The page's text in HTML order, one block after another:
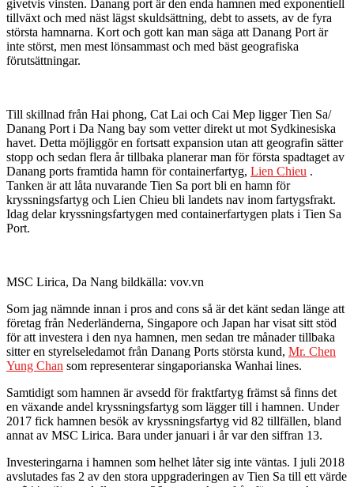
givetvis vinsten. Danang port är den enda hamnen med exponentiell
tillväxt och med näst lägst skuldsättning, debt to assets, av de fyra
största hamnarna. Kort och gott kan man säga att Danang Port är
inte störst, men mest lönsammast och med bäst geografiska
förutsättningar.
Till skillnad från Hai phong, Cat Lai och Cai Mep ligger Tien Sa/
Danang Port i Da Nang bay som vetter direkt ut mot Sydkinesiska
havet. Detta möjliggör en fortsatt expansion utan att geografin sätter
stopp och sedan flera år tillbaka planerar man för första spadtaget av
Danang ports framtida hamn för containerfartyg, Lien Chieu .
Tanken är att låta nuvarande Tien Sa port bli en hamn för
kryssningsfartyg och Lien Chieu bli landets nav inom fartygsfrakt.
Idag delar kryssningsfartygen med containerfartygen plats i Tien Sa
Port.
MSC Lirica, Da Nang bildkälla: vov.vn
Som jag nämnde innan i pros and cons så är det känt sedan länge att
företag från Nederländerna, Singapore och Japan har visat sitt stöd
för att investera i den nya hamnen, men sedan tre månader tillbaka
sitter en styrelseledamot från Danang Ports största kund, Mr. Chen
Yung Chan som representerar singaporianska Wanhai lines.
Samtidigt som hamnen är avsedd för fraktfartyg främst så finns det
en växande andel kryssningsfartyg som lägger till i hamnen. Under
2017 fick hamnen besök av kryssningsfartyg vid 82 tillfällen, bland
annat av MSC Lirica. Bara under januari i år var den siffran 13.
Investeringarna i hamnen som helhet låter sig inte väntas. I juli 2018
avslutades fas 2 av den stora uppgraderingen av Tien Sa till ett värde